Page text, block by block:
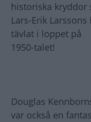
historiska kryddor
Lars-Erik
tävlat i loppet på
1950-talet!
Douglas
var också en